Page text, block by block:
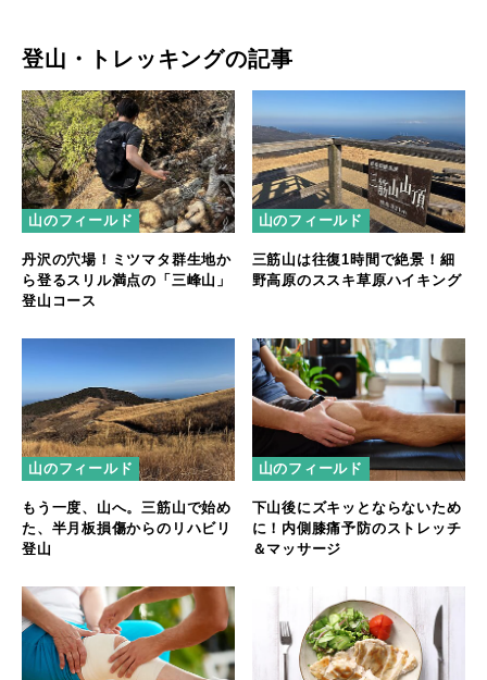
登山・トレッキングの記事
山のフィールド
丹沢の穴場！ミツマタ群生地か
ら登るスリル満点の「三峰山」
登山コース
山のフィールド
三筋山は往復1時間で絶景！細
野高原のススキ草原ハイキング
山のフィールド
もう一度、山へ。三筋山で始め
た、半月板損傷からのリハビリ
登山
山のフィールド
下山後にズキッとならないため
に！内側膝痛予防のストレッチ
＆マッサージ